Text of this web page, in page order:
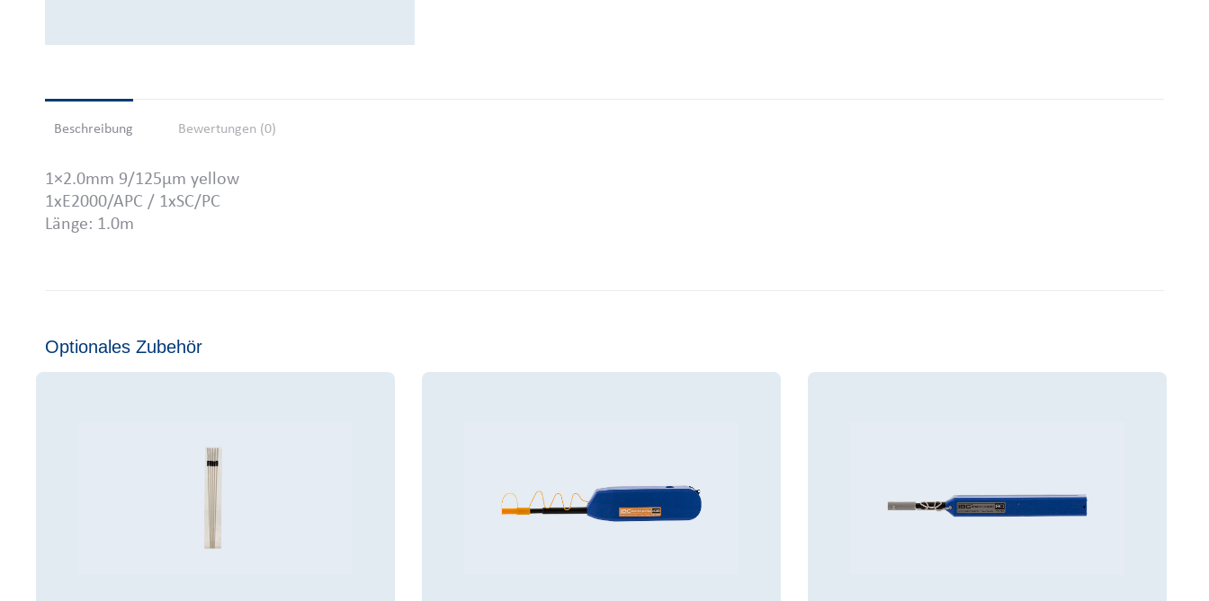
Beschreibung Bewertungen (0)
1×2.0mm 9/125µm yellow
1xE2000/APC / 1xSC/PC
Länge: 1.0m
Optionales Zubehör